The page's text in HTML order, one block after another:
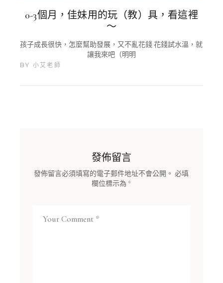
0-3個月，佳妹用的玩（教）具，看這裡
～
孩子成長很快，怎麼幫助發展，又不亂花錢 花錢試水溫，就
讓我來吧（明明
BY 小艾老師
發佈留言
發佈留言必須填寫的電子郵件地址不會公開。 必填
欄位標示為 *